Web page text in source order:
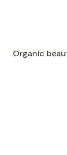
Organic